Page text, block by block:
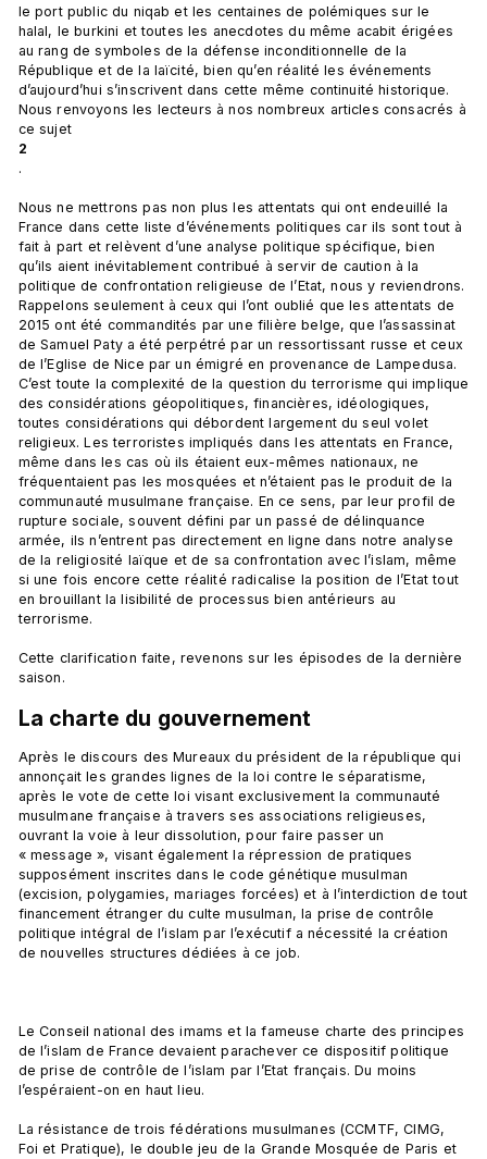
le port public du niqab et les centaines de polémiques sur le
halal, le burkini et toutes les anecdotes du même acabit érigées
au rang de symboles de la défense inconditionnelle de la
République et de la laïcité, bien qu’en réalité les événements
d’aujourd’hui s’inscrivent dans cette même continuité historique.
Nous renvoyons les lecteurs à nos nombreux articles consacrés à
ce sujet
2
.
Nous ne mettrons pas non plus les attentats qui ont endeuillé la
France dans cette liste d’événements politiques car ils sont tout à
fait à part et relèvent d’une analyse politique spécifique, bien
qu’ils aient inévitablement contribué à servir de caution à la
politique de confrontation religieuse de l’Etat, nous y reviendrons.
Rappelons seulement à ceux qui l’ont oublié que les attentats de
2015 ont été commandités par une filière belge, que l’assassinat
de Samuel Paty a été perpétré par un ressortissant russe et ceux
de l’Eglise de Nice par un émigré en provenance de Lampedusa.
C’est toute la complexité de la question du terrorisme qui implique
des considérations géopolitiques, financières, idéologiques,
toutes considérations qui débordent largement du seul volet
religieux. Les terroristes impliqués dans les attentats en France,
même dans les cas où ils étaient eux-mêmes nationaux, ne
fréquentaient pas les mosquées et n’étaient pas le produit de la
communauté musulmane française. En ce sens, par leur profil de
rupture sociale, souvent défini par un passé de délinquance
armée, ils n’entrent pas directement en ligne dans notre analyse
de la religiosité laïque et de sa confrontation avec l’islam, même
si une fois encore cette réalité radicalise la position de l’Etat tout
en brouillant la lisibilité de processus bien antérieurs au
terrorisme.
Cette clarification faite, revenons sur les épisodes de la dernière
La charte du gouvernement
Après le discours des Mureaux du président de la république qui
annonçait les grandes lignes de la loi contre le séparatisme,
après le vote de cette loi visant exclusivement la communauté
musulmane française à travers ses associations religieuses,
ouvrant la voie à leur dissolution, pour faire passer un
« message », visant également la répression de pratiques
supposément inscrites dans le code génétique musulman
(excision, polygamies, mariages forcées) et à l’interdiction de tout
financement étranger du culte musulman, la prise de contrôle
politique intégral de l’islam par l’exécutif a nécessité la création
de nouvelles structures dédiées à ce job.
Le Conseil national des imams et la fameuse charte des principes
de l’islam de France devaient parachever ce dispositif politique
de prise de contrôle de l’islam par l’Etat français. Du moins
l’espéraient-on en haut lieu.
La résistance de trois fédérations musulmanes (CCMTF, CIMG,
Foi et Pratique), le double jeu de la Grande Mosquée de Paris et